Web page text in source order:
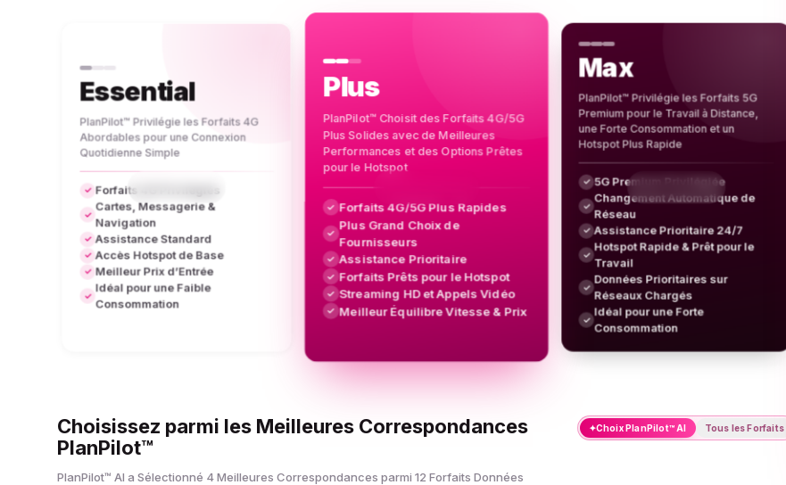
Essential
PlanPilot™ Privilégie les Forfaits 4G
Abordables pour une Connexion
Quotidienne Simple
✓ Forfaits 4G Privilégiés
✓
Cartes, Messagerie &
Navigation
✓ Assistance Standard
✓ Accès Hotspot de Base
✓ Meilleur Prix d’Entrée
✓
Idéal pour une Faible
Consommation
Plus
PlanPilot™ Choisit des Forfaits 4G/5G
Plus Solides avec de Meilleures
Performances et des Options Prêtes
pour le Hotspot
✓ Forfaits 4G/5G Plus Rapides
✓
Plus Grand Choix de
Fournisseurs
✓ Assistance Prioritaire
✓ Forfaits Prêts pour le Hotspot
✓ Streaming HD et Appels Vidéo
✓ Meilleur Équilibre Vitesse & Prix
Max
PlanPilot™ Privilégie les Forfaits 5G
Premium pour le Travail à Distance,
une Forte Consommation et un
Hotspot Plus Rapide
✓ 5G Premium Privilégiée
✓
Changement Automatique de
Réseau
✓ Assistance Prioritaire 24/7
✓
Hotspot Rapide & Prêt pour le
Travail
✓
Données Prioritaires sur
Réseaux Chargés
✓
Idéal pour une Forte
Consommation
Choisissez parmi les Meilleures Correspondances
PlanPilot™
PlanPilot™ AI a Sélectionné 4 Meilleures Correspondances parmi 12 Forfaits Données
✦Choix PlanPilot™ AI Tous les Forfaits